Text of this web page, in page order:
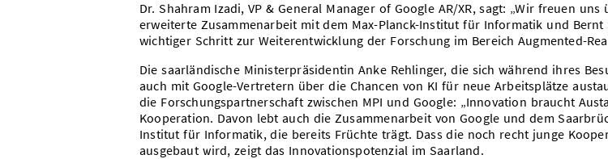
Dr. Shahram Izadi, VP & General Manager of Google AR/XR, sagt: „Wir freuen uns
erweiterte Zusammenarbeit mit dem Max-Planck-Institut für Informatik und Bernt
wichtiger Schritt zur Weiterentwicklung der Forschung im Bereich Augmented-
Die saarländische Ministerpräsidentin Anke Rehlinger, die sich während ihres
auch mit Google-Vertretern über die Chancen von KI für neue Arbeitsplätze
die Forschungspartnerschaft zwischen MPI und Google: „Innovation braucht
Kooperation. Davon lebt auch die Zusammenarbeit von Google und dem
Institut für Informatik, die bereits Früchte trägt. Dass die noch recht junge
ausgebaut wird, zeigt das Innovationspotenzial im Saarland.